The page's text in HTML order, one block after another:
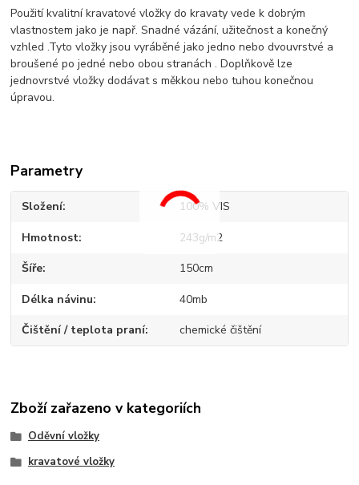
Použití kvalitní kravatové vložky do kravaty vede k dobrým
vlastnostem jako je např. Snadné vázání, užitečnost a konečný
vzhled .Tyto vložky jsou vyráběné jako jedno nebo dvouvrstvé a
broušené po jedné nebo obou stranách . Doplňkově lze
jednovrstvé vložky dodávat s měkkou nebo tuhou konečnou
úpravou.
Parametry
Složení 100% VIS
Hmotnost 243g/m2
Šíře 150cm
Délka návinu 40mb
Čištění / teplota praní chemické čištění
Zboží zařazeno v kategoriích
Oděvní vložky
kravatové vložky